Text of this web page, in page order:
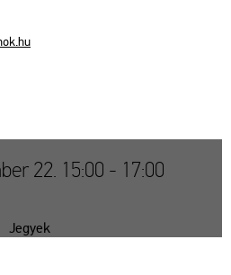
22. 15:00 - 17:00
Jegyek